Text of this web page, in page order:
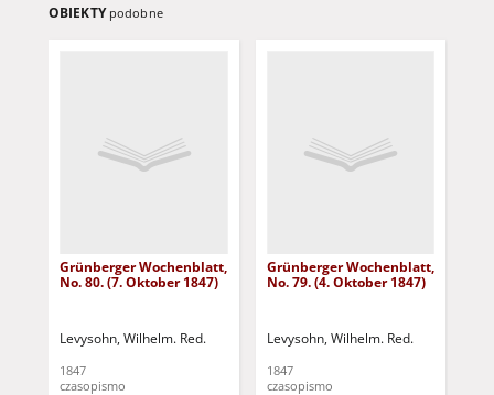
OBIEKTY podobne
Grünberger Wochenblatt,
No. 80. (7. Oktober 1847)
Levysohn, Wilhelm. Red.
1847
czasopismo
Grünberger Wochenblatt,
No. 79. (4. Oktober 1847)
Levysohn, Wilhelm. Red.
1847
czasopismo